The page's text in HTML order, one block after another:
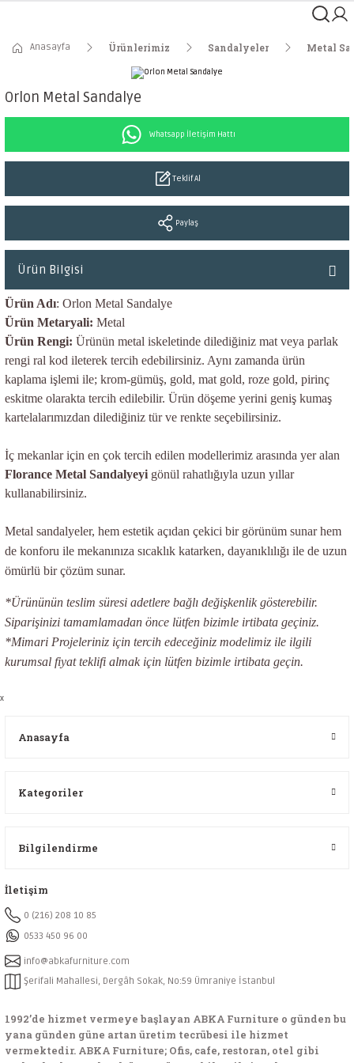
Anasayfa Ürünlerimiz Sandalyeler Metal
Orlon Metal Sandalye
Whatsapp İletişim Hattı
Teklif Al
Paylaş
Ürün Bilgisi
Ürün Adı: Orlon Metal Sandalye
Ürün Metaryali: Metal
Ürün Rengi: Ürünün metal iskeletinde dilediğiniz mat veya parlak
rengi ral kod ileterek tercih edebilirsiniz. Aynı zamanda ürün
kaplama işlemi ile; krom-gümüş, gold, mat gold, roze gold, pirinç
eskitme olarakta tercih edilebilir. Ürün döşeme yerini geniş kumaş
kartelalarımızdan dilediğiniz tür ve renkte seçebilirsiniz.
İç mekanlar için en çok tercih edilen modellerimiz arasında yer alan
Florance Metal Sandalyeyi gönül rahatlığıyla uzun yıllar
kullanabilirsiniz.
Metal sandalyeler, hem estetik açıdan çekici bir görünüm sunar hem
de konforu ile mekanınıza sıcaklık katarken, dayanıklılığı ile de uzun
ömürlü bir çözüm sunar.
*Ürününün teslim süresi adetlere bağlı değişkenlik gösterebilir.
Siparişinizi tamamlamadan önce lütfen bizimle irtibata geçiniz.
*Mimari Projeleriniz için tercih edeceğiniz modelimiz ile ilgili
kurumsal fiyat teklifi almak için lütfen bizimle irtibata geçin.
x
Anasayfa
Kategoriler
Bilgilendirme
İletişim
0 (216) 208 10 85
0533 450 96 00
info@abkafurniture.com
Şerifali Mahallesi, Dergâh Sokak, No:59 Ümraniye İstanbul
1992’de hizmet vermeye başlayan ABKA Furniture o günden bu
yana günden güne artan üretim tecrübesi ile hizmet
vermektedir. ABKA Furniture; Ofis, cafe, restoran, otel gibi